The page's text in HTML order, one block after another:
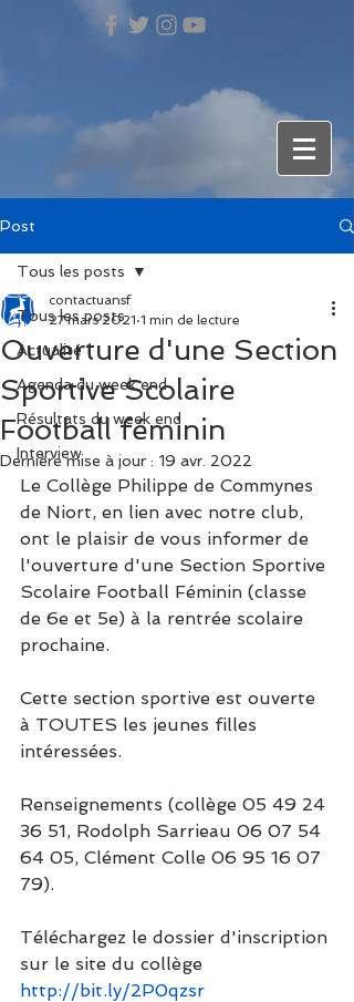
Post
Tous les posts
Actualité
Agenda du week end
Résultats du week end
Interview
Tous les posts
Ouverture d'une Section
Sportive Scolaire
Football féminin
contactuansf
27 mars 2021 1 min de lecture
Dernière mise à jour : 19 avr. 2022
Le Collège Philippe de Commynes
de Niort, en lien avec notre club,
ont le plaisir de vous informer de
l'ouverture d'une Section Sportive
Scolaire Football Féminin (classe
de 6e et 5e) à la rentrée scolaire
prochaine.
Cette section sportive est ouverte
à TOUTES les jeunes filles
intéressées.
Renseignements (collège 05 49 24
36 51, Rodolph Sarrieau 06 07 54
64 05, Clément Colle 06 95 16 07
79).
Téléchargez le dossier d'inscription
sur le site du collège
http://bit.ly/2P0qzsr